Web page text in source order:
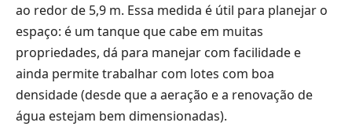
ao redor de 5,9 m. Essa medida é útil para planejar o
espaço: é um tanque que cabe em muitas
propriedades, dá para manejar com facilidade e
ainda permite trabalhar com lotes com boa
densidade (desde que a aeração e a renovação de
água estejam bem dimensionadas).